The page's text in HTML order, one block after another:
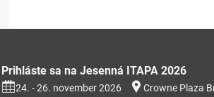
Prihláste sa na Jesenná ITAPA 2026
24. - 26. november 2026 Crowne Plaza